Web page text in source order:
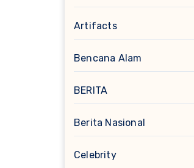
Artifacts
Bencana Alam
BERITA
Berita Nasional
Celebrity